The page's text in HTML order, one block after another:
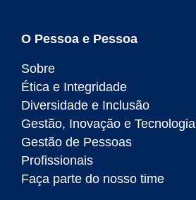
O Pessoa e Pessoa
Sobre
Ética e Integridade
Diversidade e Inclusão
Gestão, Inovação e Tecnologia
Gestão de Pessoas
Profissionais
Faça parte do nosso time